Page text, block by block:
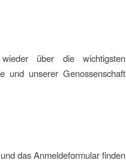
über die wichtigsten
und unserer Genossenschaft
das Anmeldeformular finden